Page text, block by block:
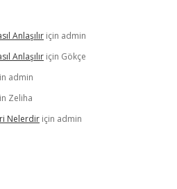
Anlaşılır için admin
Anlaşılır için Gökçe
admin
Zeliha
Nelerdir için admin